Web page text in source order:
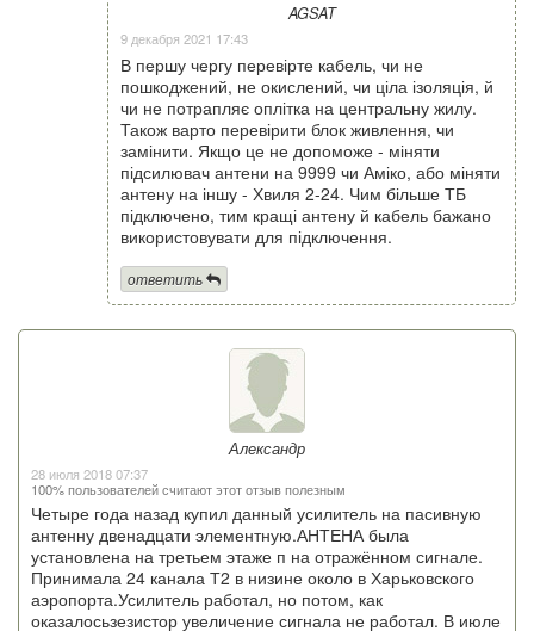
AGSAT
9 декабря 2021 17:43
В першу чергу перевірте кабель, чи не
пошкоджений, не окислений, чи ціла ізоляція, й
чи не потрапляє оплітка на центральну жилу.
Також варто перевірити блок живлення, чи
замінити. Якщо це не допоможе - міняти
підсилювач антени на 9999 чи Аміко, або міняти
антену на іншу - Хвиля 2-24. Чим більше ТБ
підключено, тим кращі антену й кабель бажано
використовувати для підключення.
ответить
Александр
28 июля 2018 07:37
100% пользователей считают этот отзыв полезным
Четыре года назад купил данный усилитель на пасивную
антенну двенадцати элементную.АНТЕНА была
установлена на третьем этаже п на отражённом сигнале.
Принимала 24 канала Т2 в низине около в Харьковского
аэропорта.Усилитель работал, но потом, как
оказалосьзезистор увеличение сигнала не работал. В июле